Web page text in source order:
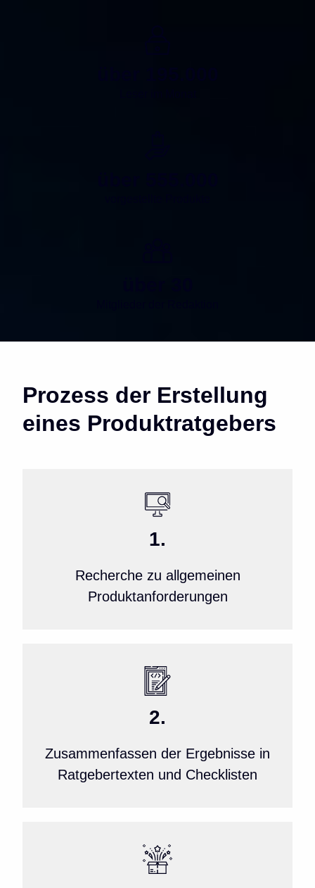
Prozess der Erstellung
eines Produktratgebers
1.
Recherche zu allgemeinen
Produktanforderungen
2.
Zusammenfassen der Ergebnisse in
Ratgebertexten und Checklisten